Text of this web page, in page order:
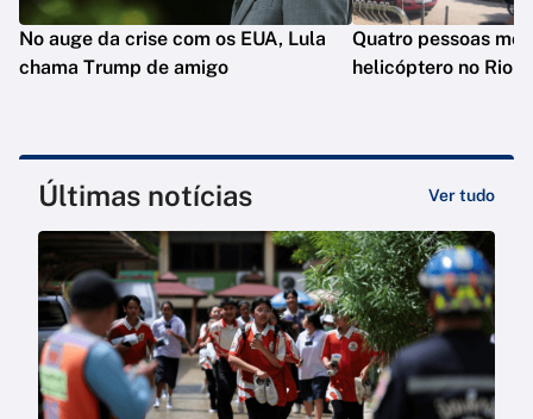
No auge da crise com os EUA, Lula
chama Trump de amigo
Quatro pessoas
helicóptero no Rio
Últimas notícias Ver tudo